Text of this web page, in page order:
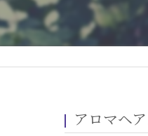
アロマヘ